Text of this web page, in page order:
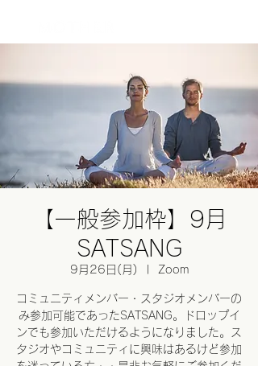
【一般参加枠】9月
SATSANG
9月26日(月) Zoom
コミュニティメンバー・スタジオメンバーの
み参加可能であったSATSANG。ドロップイ
ンでも参加いただけるようになりました。ス
タジオやコミュニティに興味はあるけど参加